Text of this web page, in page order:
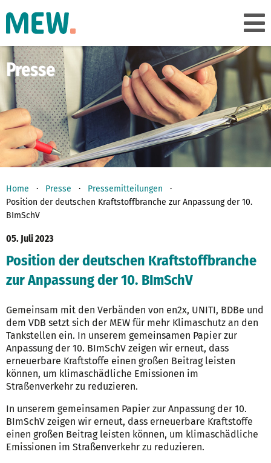
Presse
Home Presse
Pressemitteilungen
Position der deutschen Kraftstoffbranche zur Anpassung der 10.
BImSchV
05. Juli 2023
Position der deutschen Kraftstoffbranche
zur Anpassung der 10. BImSchV
Gemeinsam mit den Verbänden von en2x, UNITI, BDBe und
dem VDB setzt sich der MEW für mehr Klimaschutz an den
Tankstellen ein. In unserem gemeinsamen Papier zur
Anpassung der 10. BImSchV zeigen wir erneut, dass
erneuerbare Kraftstoffe einen großen Beitrag leisten
können, um klimaschädliche Emissionen im
Straßenverkehr zu reduzieren.
In unserem gemeinsamen Papier zur Anpassung der 10.
BImSchV zeigen wir erneut, dass erneuerbare Kraftstoffe
einen großen Beitrag leisten können, um klimaschädliche
Emissionen im Straßenverkehr zu reduzieren.